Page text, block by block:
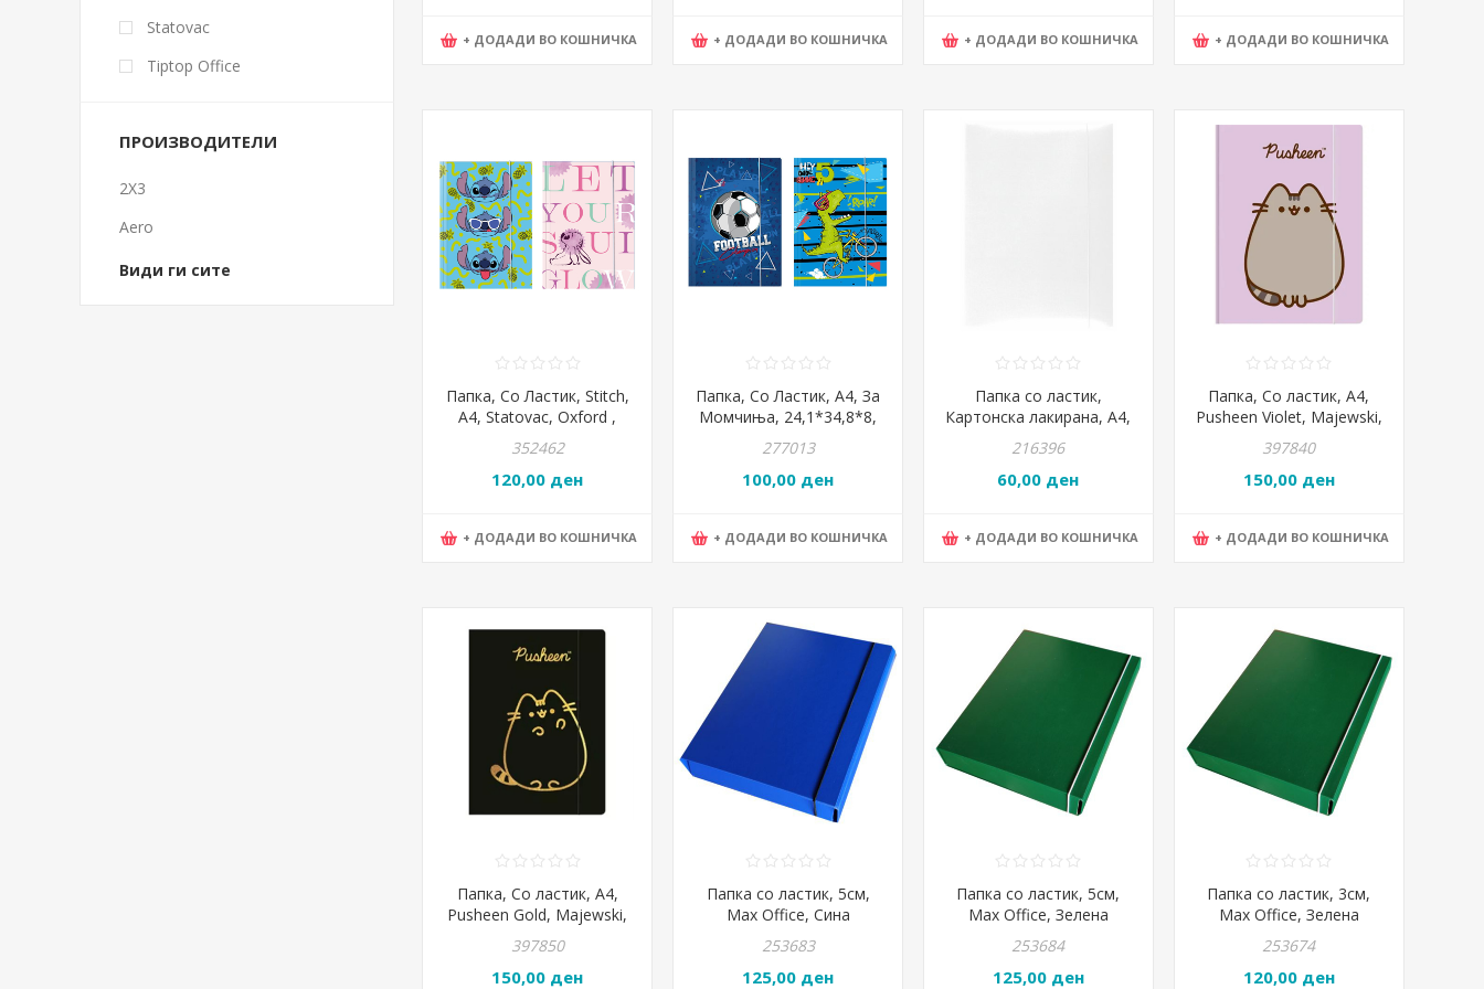
+ ДОДАДИ ВО КОШНИЧКА + ДОДАДИ ВО КОШНИЧКА + ДОДАДИ ВО КОШНИЧКА + ДОДАДИ ВО КОШНИЧКА
Папка, Со Ластик, Stitch,
А4, Statovac, Oxford ,
325280
352462
120,00 ден
+ ДОДАДИ ВО КОШНИЧКА
Папка, Со Ластик, А4, За
Момчиња, 24,1*34,8*8,
Junior, Oxford, 131810
277013
100,00 ден
+ ДОДАДИ ВО КОШНИЧКА
Папка со ластик,
Картонска лакирана, А4,
300 гр., PBS, 21191131-14,
Бела
216396
60,00 ден
+ ДОДАДИ ВО КОШНИЧКА
Папка, Со ластик, А4,
Pusheen Violet, Majewski,
TO-TZG-9544-XXX-PUSH-
PC, 9544
397840
150,00 ден
+ ДОДАДИ ВО КОШНИЧКА
Папка, Со ластик, А4,
Pusheen Gold, Majewski,
TO-TZG-5171-XXX-PUSH-
PC, 5171
397850
150,00 ден
Папка со ластик, 5см,
Max Office, Сина
253683
125,00 ден
Папка со ластик, 5см,
Max Office, Зелена
253684
125,00 ден
Папка со ластик, 3см,
Max Office, Зелена
253674
120,00 ден
Statovac
Tiptop Office
ПРОИЗВОДИТЕЛИ
2X3
Aero
Види ги сите